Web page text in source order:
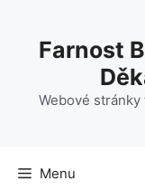
obsahFarnost
Webové
Menu